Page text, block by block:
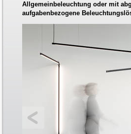
Allgemeinbeleuchtung oder mit
aufgabenbezogene